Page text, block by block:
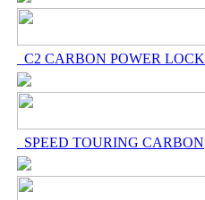
C2 CARBON POWER LOCK
SPEED TOURING CARBON